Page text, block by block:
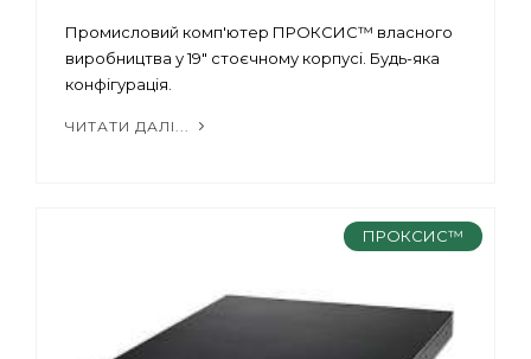
Промисловий комп'ютер ПРОКСИС™ власного
виробництва у 19" стоєчному корпусі. Будь-яка
конфігурація.
ЧИТАТИ ДАЛІ...
ПРОКСИС™